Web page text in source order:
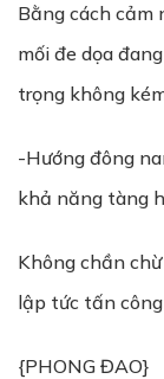
Bằng cách cảm
mối đe dọa
trọng không
-Hướng đông
khả năng tàng
Không chần
lập tức tấn công
{PHONG ĐAO}